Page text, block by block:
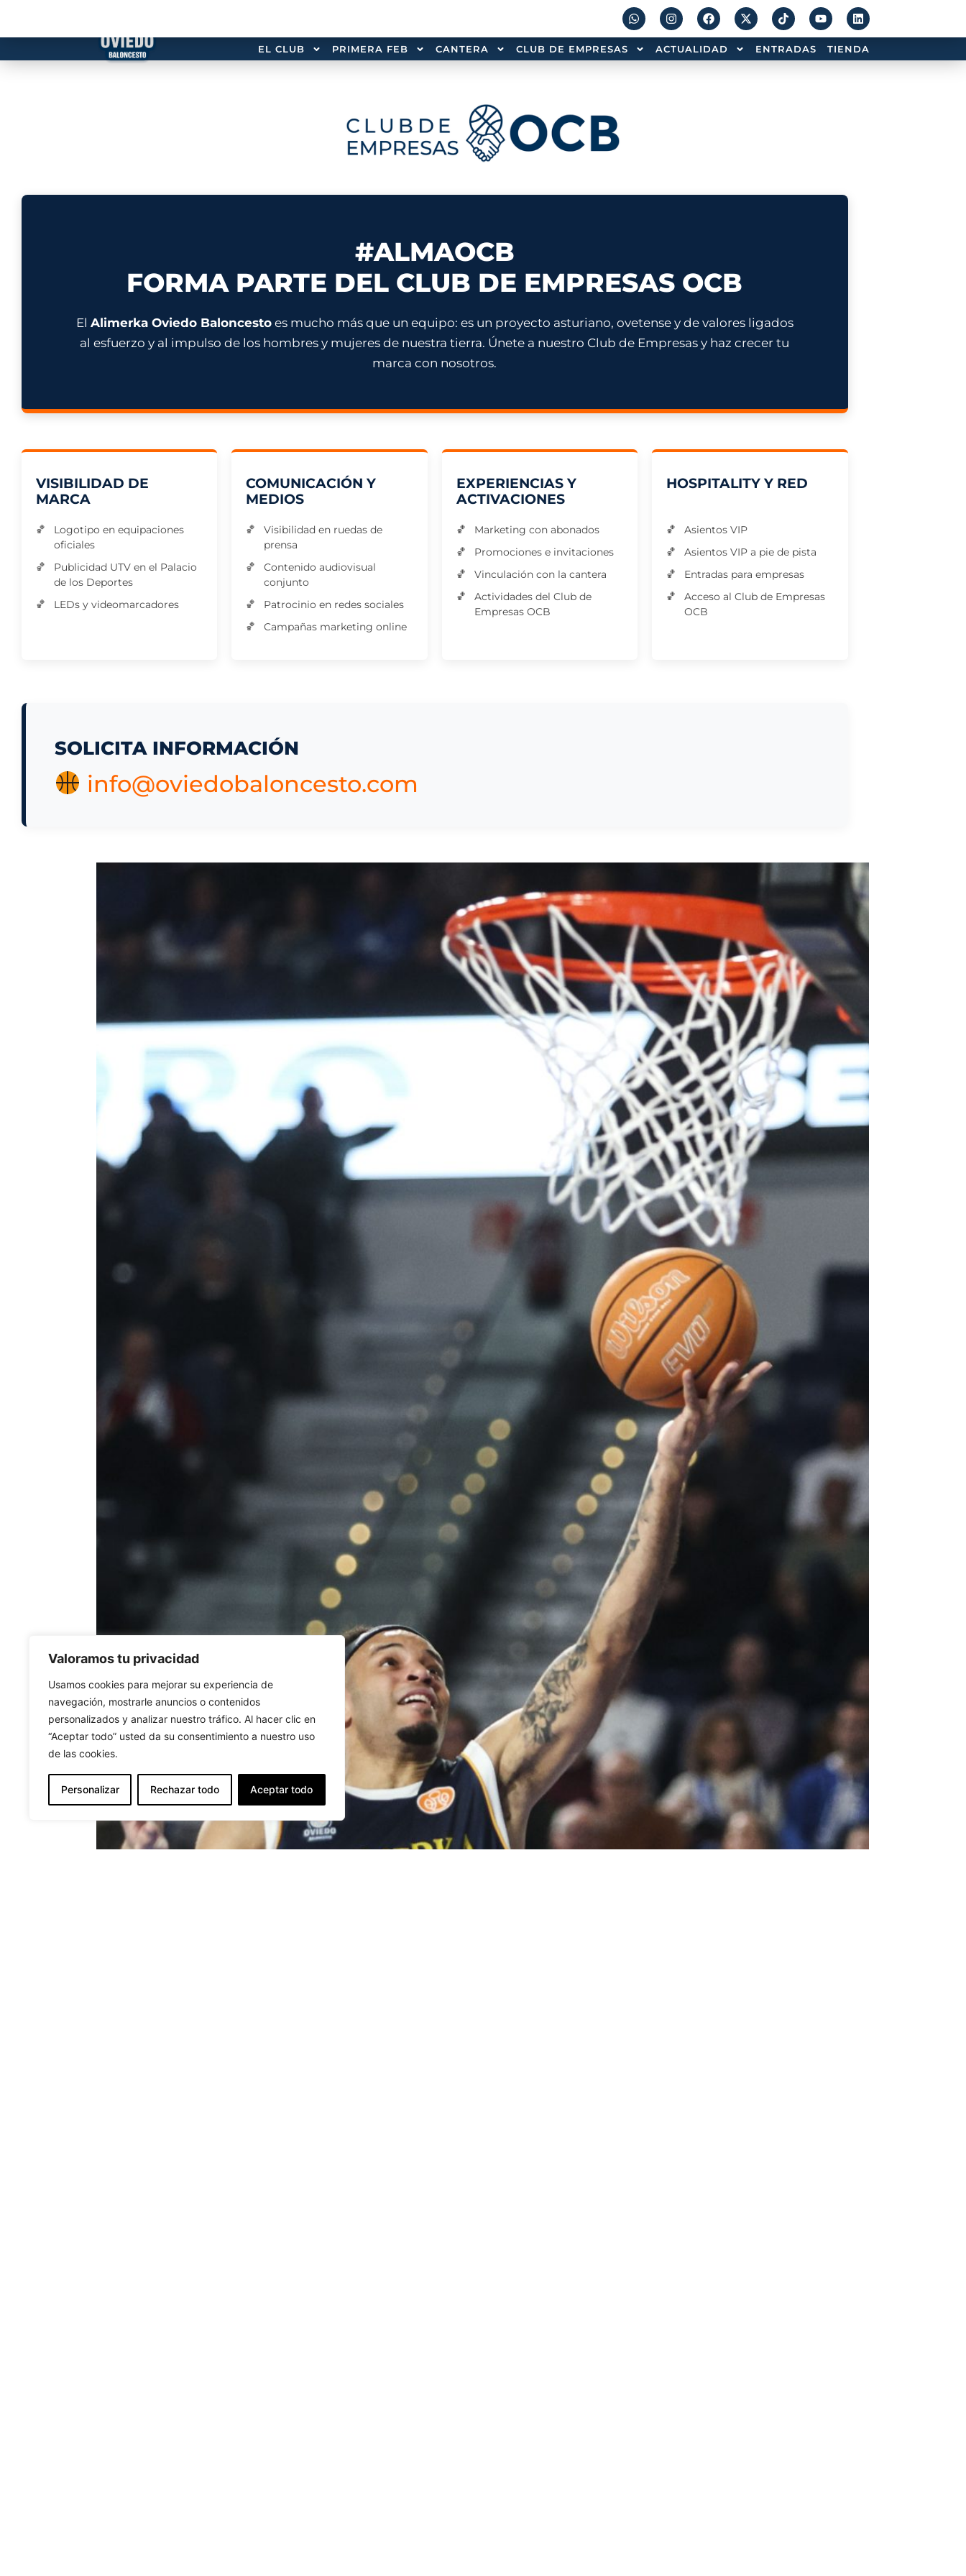
Valoramos tu privacidad
Usamos cookies para mejorar su experiencia de
navegación, mostrarle anuncios o contenidos
personalizados y analizar nuestro tráfico. Al hacer clic en
“Aceptar todo” usted da su consentimiento a nuestro uso
de las cookies.
Personalizar Rechazar todo Aceptar todo
EL CLUB PRIMERA FEB CANTERA CLUB DE EMPRESAS ACTUALIDAD ENTRADAS TIENDA
#ALMAOCB
FORMA PARTE DEL CLUB DE EMPRESAS OCB
El Alimerka Oviedo Baloncestoes mucho más que un equipo: es un proyecto asturiano, ovetense y de valores ligados
al esfuerzo y al impulso de los hombres y mujeres de nuestra tierra. Únete a nuestro Club de Empresas y haz crecer tu
marca con nosotros.
VISIBILIDAD DE
MARCA
Logotipo en equipaciones
oficiales
Publicidad UTV en el Palacio
de los Deportes
LEDs y videomarcadores
COMUNICACIÓN Y
MEDIOS
Visibilidad en ruedas de
prensa
Contenido audiovisual
conjunto
Patrocinio en redes sociales
Campañas marketing online
EXPERIENCIAS Y
ACTIVACIONES
Marketing con abonados
Promociones e invitaciones
Vinculación con la cantera
Actividades del Club de
Empresas OCB
HOSPITALITY Y RED
Asientos VIP
Asientos VIP a pie de pista
Entradas para empresas
Acceso al Club de Empresas
OCB
SOLICITA INFORMACIÓN
info@oviedobaloncesto.com